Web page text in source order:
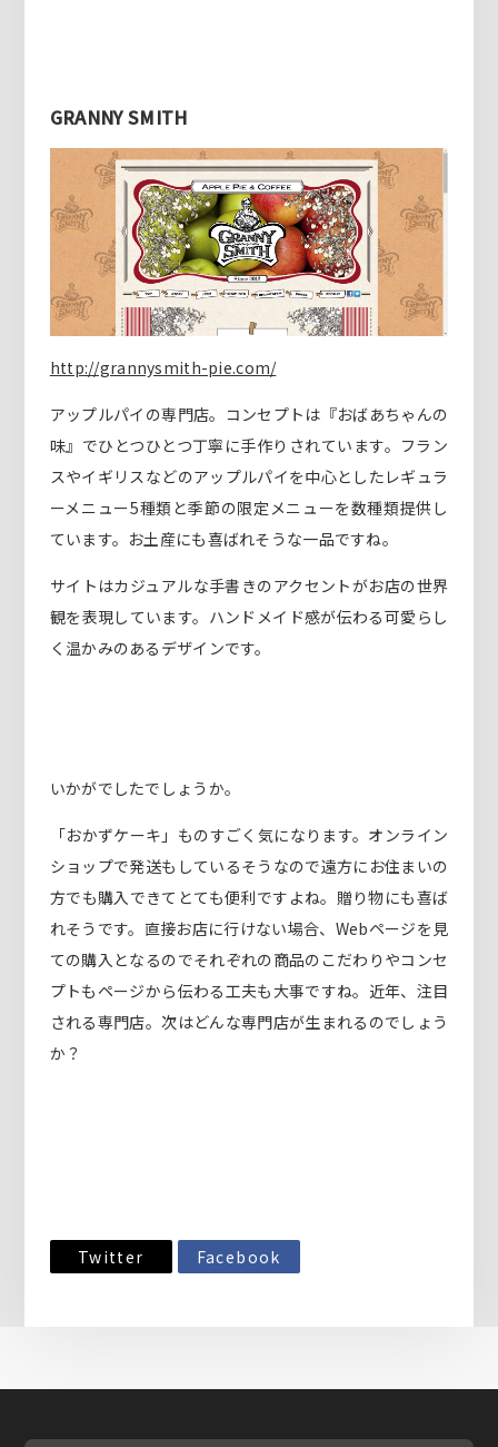
GRANNY SMITH
http://grannysmith-pie.com/
アップルパイの専門店。コンセプトは『おばあちゃんの
味』でひとつひとつ丁寧に手作りされています。フラン
スやイギリスなどのアップルパイを中心としたレギュラ
ーメニュー5種類と季節の限定メニューを数種類提供し
ています。お土産にも喜ばれそうな一品ですね。
サイトはカジュアルな手書きのアクセントがお店の世界
観を表現しています。ハンドメイド感が伝わる可愛らし
く温かみのあるデザインです。
いかがでしたでしょうか。
「おかずケーキ」ものすごく気になります。オンライン
ショップで発送もしているそうなので遠方にお住まいの
方でも購入できてとても便利ですよね。贈り物にも喜ば
れそうです。直接お店に行けない場合、Webページを見
ての購入となるのでそれぞれの商品のこだわりやコンセ
プトもページから伝わる工夫も大事ですね。近年、注目
される専門店。次はどんな専門店が生まれるのでしょう
か？
Twitter Facebook